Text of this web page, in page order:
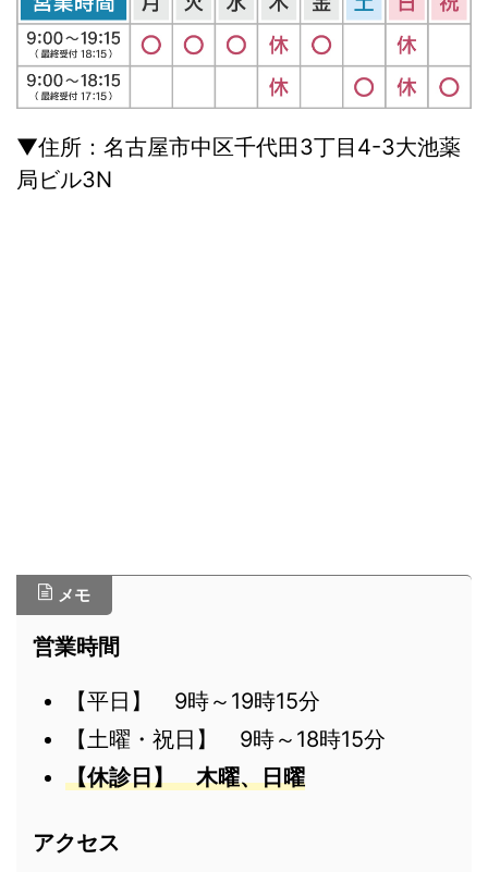
▼住所：名古屋市中区千代田3丁目4-3大池薬
局ビル3N
メモ
営業時間
【平日】 9時～19時15分
【土曜・祝日】 9時～18時15分
【休診日】 木曜、日曜
アクセス